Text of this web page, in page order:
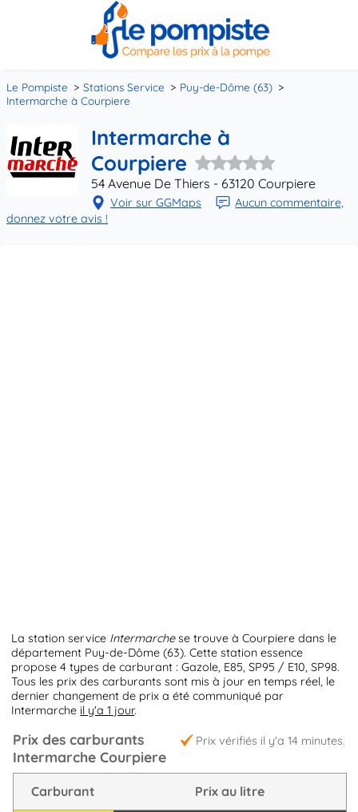
Le Pompiste Stations Service
Puy-de-Dôme (63)
Intermarche à Courpiere
Intermarche à
Courpiere
54 Avenue De Thiers - 63120 Courpiere
Voir sur GGMaps
Aucun commentaire,
donnez votre avis !
La station service Intermarchese trouve à Courpiere dans le
département Puy-de-Dôme (63). Cette station essence
propose 4 types de carburant : Gazole, E85, SP95 / E10, SP98.
Tous les prix des carburants sont mis à jour en temps réel, le
dernier changement de prix a été communiqué par
Intermarche il y'a 1 jour.
Prix vérifiés il y'a 14 minutes.
Prix des carburants
Intermarche Courpiere
Carburant Prix au litre